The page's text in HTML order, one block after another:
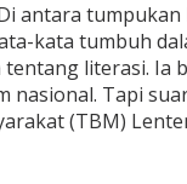
antara
kata tumbuh
literasi. Ia
nasional. Tapi
(TBM)